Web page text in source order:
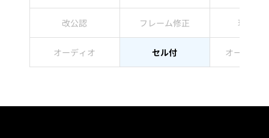
改公認 フレーム修正 現状販
オーディオ セル付 オートマ